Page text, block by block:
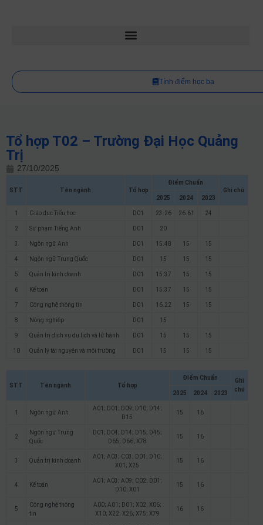
Tính điểm học bạ
Tổ hợp T02 – Trường Đại Học Quảng
Trị
27/10/2025
STT Tên ngành Tổ hợp
Điểm Chuẩn
Ghi chú
2025
2024 2023
1 Giáo dục Tiểu học D01 23.26 26.61 24
2 Sư phạm Tiếng Anh D01 20
3 Ngôn ngữ Anh D01 15.48 15 15
4 Ngôn ngữ Trung Quốc D01 15 15 15
5 Quản trị kinh doanh D01 15.37 15 15
6 Kế toán D01 15.37 15 15
7 Công nghệ thông tin D01 16.22 15 15
8 Nông nghiệp D01 15
9 Quản trị dịch vụ du lịch và lữ hành D01 15 15 15
10 Quản lý tài nguyên và môi trường D01 15 15 15
STT Tên ngành Tổ hợp
Điểm Chuẩn
Ghi
chú
2025 2024 2023
1 Ngôn ngữ Anh
A01; D01; D09; D10; D14;
D15
15 16
2
Ngôn ngữ Trung
Quốc
D01; D04; D14; D15; D45;
D65; D66; X78
15 16
3 Quản trị kinh doanh
A01; A03; C03; D01; D10;
X01; X25
15 16
4 Kế toán
A01; A03; A09; C02; D01;
D10; X01
15 16
5
Công nghệ thông
tin
A00; A01; D01; X02; X06;
X10; X22; X26; X75; X79
16 16